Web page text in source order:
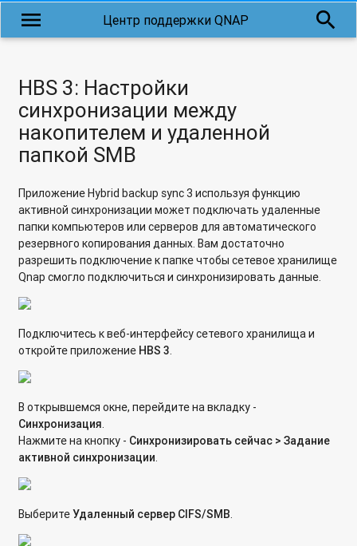
menu Центр поддержки QNAP search
HBS 3: Настройки
синхронизации между
накопителем и удаленной
папкой SMB
Приложение Hybrid backup sync 3 используя функцию
активной синхронизации может подключать удаленные
папки компьютеров или серверов для автоматического
резервного копирования данных. Вам достаточно
разрешить подключение к папке чтобы сетевое хранилище
Qnap смогло подключиться и синхронизировать данные.
Подключитесь к веб-интерфейсу сетевого хранилища и
откройте приложение HBS 3.
В открывшемся окне, перейдите на вкладку -
Синхронизация.
Нажмите на кнопку - Синхронизировать сейчас > Задание
активной синхронизации.
ВыберитеУдаленный сервер CIFS/SMB.